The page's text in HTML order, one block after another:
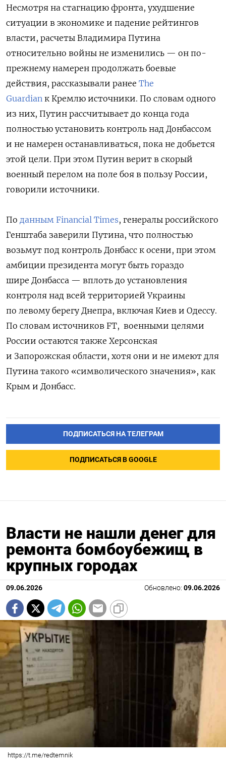
Несмотря на стагнацию фронта, ухудшение
ситуации в экономике и падение рейтингов
власти, расчеты Владимира Путина
относительно войны не изменились — он по-
прежнему намерен продолжать боевые
действия, рассказывали ранее The
Guardian к Кремлю источники. По словам одного
из них, Путин рассчитывает до конца года
полностью установить контроль над Донбассом
и не намерен останавливаться, пока не добьется
этой цели. При этом Путин верит в скорый
военный перелом на поле боя в пользу России,
говорили источники.
По данным Financial Times, генералы российского
Генштаба заверили Путина, что полностью
возьмут под контроль Донбасс к осени, при этом
амбиции президента могут быть гораздо
шире Донбасса — вплоть до установления
контроля над всей территорией Украины
по левому берегу Днепра, включая Киев и Одессу.
По словам источников FT, военными целями
России остаются также Херсонская
и Запорожская области, хотя они и не имеют для
Путина такого «символического значения», как
Крым и Донбасс.
ПОДПИСАТЬСЯ НА ТЕЛЕГРАМ
ПОДПИСАТЬСЯ В GOOGLE
Власти не нашли денег для
ремонта бомбоубежищ в
крупных городах
09.06.2026 Обновлено: 09.06.2026
https://t.me/redtemnik